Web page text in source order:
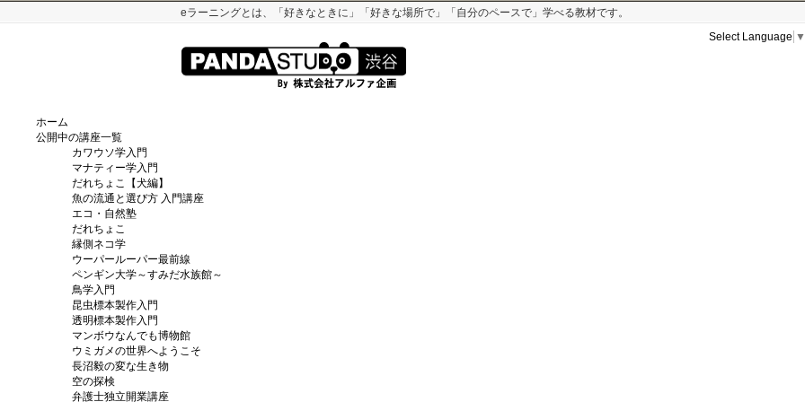
eラーニングとは、「好きなときに」「好きな場所で」「自分のペースで」学べる教材です。
Select Language ▼
ホーム
公開中の講座一覧
カワウソ学入門
マナティー学入門
だれちょこ【犬編】
魚の流通と選び方 入門講座
エコ・自然塾
だれちょこ
縁側ネコ学
ウーパールーパー最前線
ペンギン大学～すみだ水族館～
鳥学入門
昆虫標本製作入門
透明標本製作入門
マンボウなんでも博物館
ウミガメの世界へようこそ
長沼毅の変な生き物
空の探検
弁護士独立開業講座